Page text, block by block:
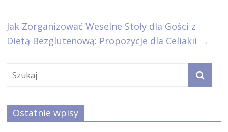
Jak Zorganizować Weselne Stoły dla Gości z
Dietą Bezglutenową: Propozycje dla Celiakii →
Ostatnie wpisy